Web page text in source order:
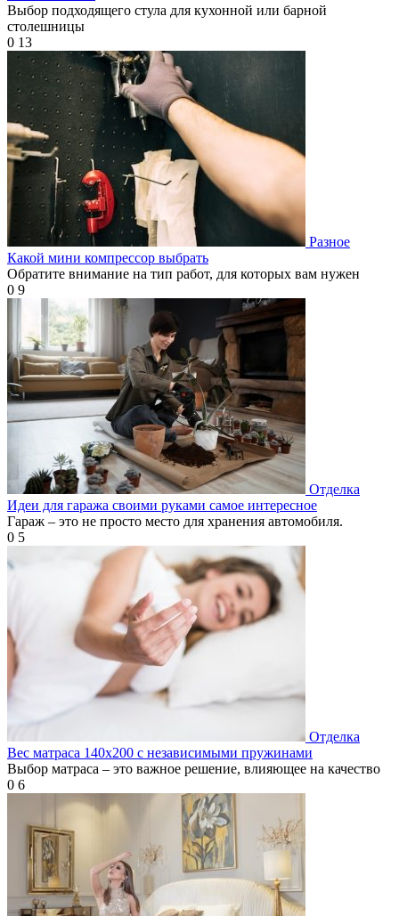
Выбор подходящего стула для кухонной или барной
столешницы
0 13
Разное
Какой мини компрессор выбрать
Обратите внимание на тип работ, для которых вам нужен
0 9
Отделка
Идеи для гаража своими руками самое интересное
Гараж – это не просто место для хранения автомобиля.
0 5
Отделка
Вес матраса 140х200 с независимыми пружинами
Выбор матраса – это важное решение, влияющее на качество
0 6